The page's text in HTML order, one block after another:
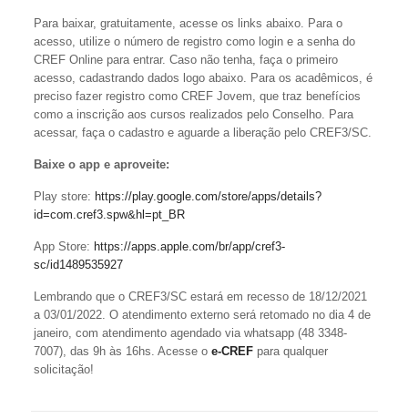
Para baixar, gratuitamente, acesse os links abaixo. Para o
acesso, utilize o número de registro como login e a senha do
CREF Online para entrar. Caso não tenha, faça o primeiro
acesso, cadastrando dados logo abaixo. Para os acadêmicos, é
preciso fazer registro como CREF Jovem, que traz benefícios
como a inscrição aos cursos realizados pelo Conselho. Para
acessar, faça o cadastro e aguarde a liberação pelo CREF3/SC.
Baixe o app e aproveite:
Play store: https://play.google.com/store/apps/details?
id=com.cref3.spw&hl=pt_BR
App Store: https://apps.apple.com/br/app/cref3-
sc/id1489535927
Lembrando que o CREF3/SC estará em recesso de 18/12/2021
a 03/01/2022. O atendimento externo será retomado no dia 4 de
janeiro, com atendimento agendado via whatsapp (48 3348-
7007), das 9h às 16hs. Acesse oe-CREF para qualquer
solicitação!